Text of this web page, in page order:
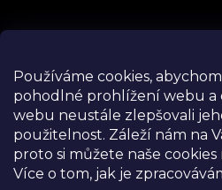
Používáme cookies,
pohodlné prohlížení webu a
webu neustále zlepšovali
použitelnost. Záleží nám na
proto si můžete naše
Více o tom, jak je